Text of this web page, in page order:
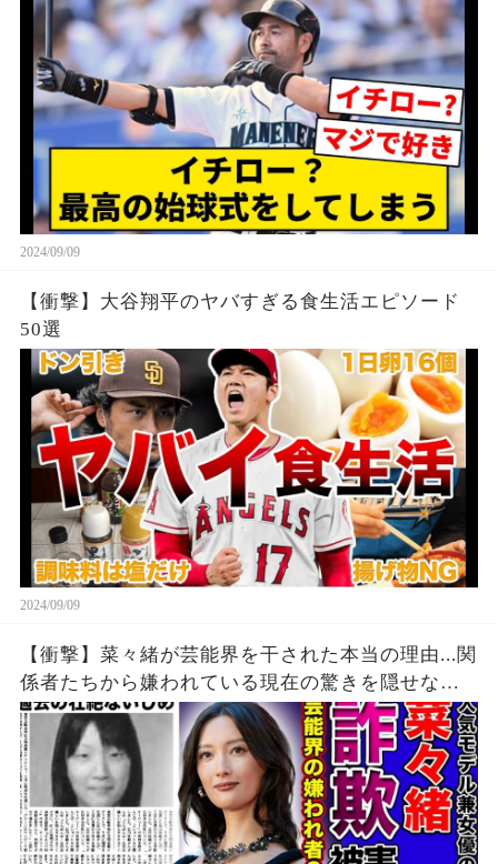
2024/09/09
【衝撃】大谷翔平のヤバすぎる食生活エピソード
50選
2024/09/09
【衝撃】菜々緒が芸能界を干された本当の理由...関
係者たちから嫌われている現在の驚きを隠せな
い！！詐欺被害にまで遭っている衝撃の現在...過去
の壮絶ないじめに一同驚愕！！